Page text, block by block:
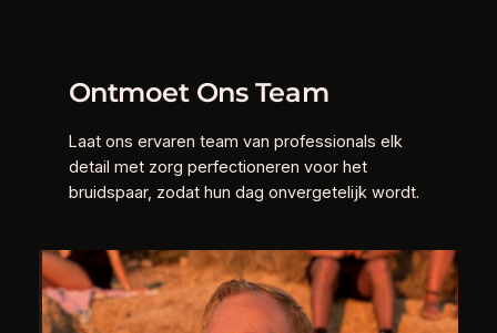
Ontmoet Ons Team
Laat ons ervaren team van professionals elk
detail met zorg perfectioneren voor het
bruidspaar, zodat hun dag onvergetelijk wordt.